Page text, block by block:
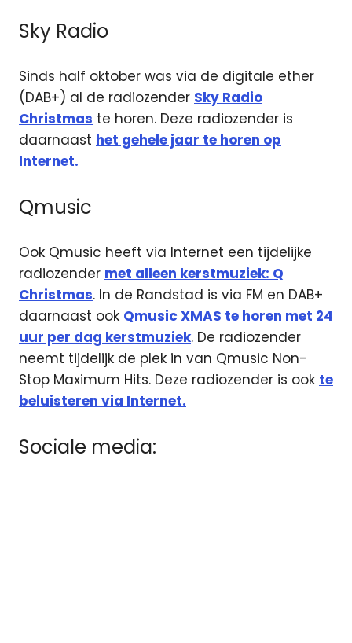
Sky Radio
Sinds half oktober was via de digitale ether
(DAB+) al de radiozender Sky Radio
Christmas te horen. Deze radiozender is
daarnaast het gehele jaar te horen op
Internet.
Qmusic
Ook Qmusic heeft via Internet een tijdelijke
radiozender met alleen kerstmuziek: Q
Christmas. In de Randstad is via FM en DAB+
daarnaast ook Qmusic XMAS te horen met 24
uur per dag kerstmuziek. De radiozender
neemt tijdelijk de plek in van Qmusic Non-
Stop Maximum Hits. Deze radiozender is ook te
beluisteren via Internet.
Sociale media: